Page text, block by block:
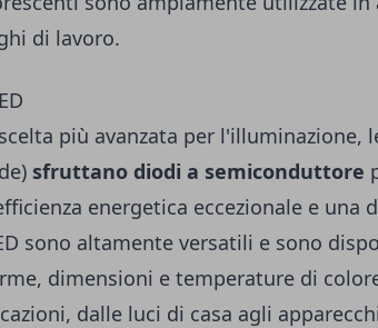
di lavoro.
più avanzata per l'illuminazione,
sfruttano diodi a semiconduttore
energetica eccezionale e una
sono altamente versatili e sono
dimensioni e temperature di
dalle luci di casa agli